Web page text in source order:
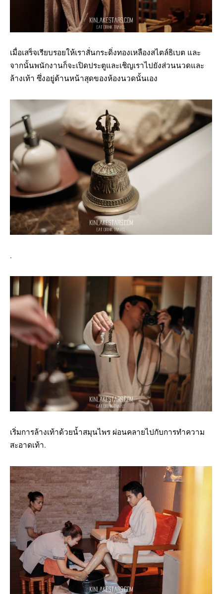
เมื่อเสร็จเรียบรอยให้เราสั่นกระดิ่งทองเหลืองสไตล์ธิเบต และ
จากนั้นพนักงานก็จะเปิดประตูและเชิญเราไปยังส่วนนวดและ
ล้างเท้า ซึ่งอยู่ด้านหน้าสุดของห้องนวดนั้นเอง
.
เริ่มการล้างเท้าด้วยน้ำสมุนไพร ผ่อนคลายไปกับการทำความ
สะอาดเท้า.